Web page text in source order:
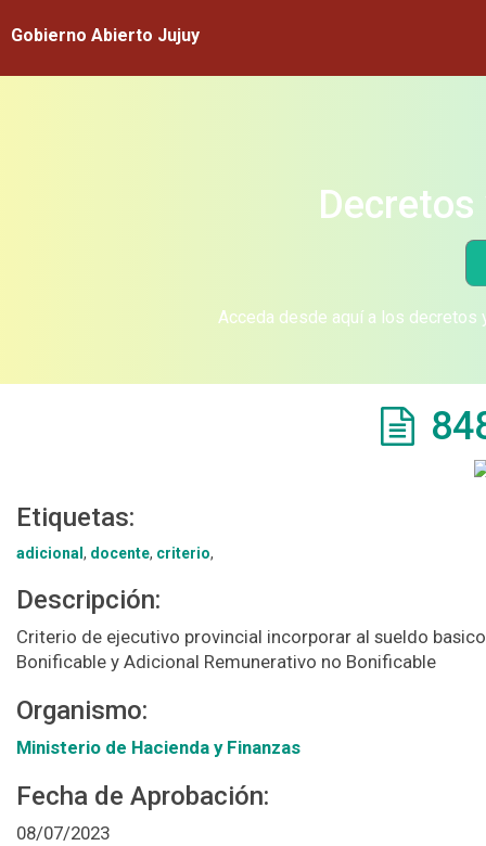
Gobierno Abierto Jujuy
Acceda desde aquí a los
Etiquetas:
adicional , docente, criterio,
Descripción:
Criterio de ejecutivo provincial incorporar al sueldo
Bonificable y Adicional Remunerativo no Bonificable
Organismo:
Ministerio de Hacienda y Finanzas
Fecha de Aprobación:
08/07/2023